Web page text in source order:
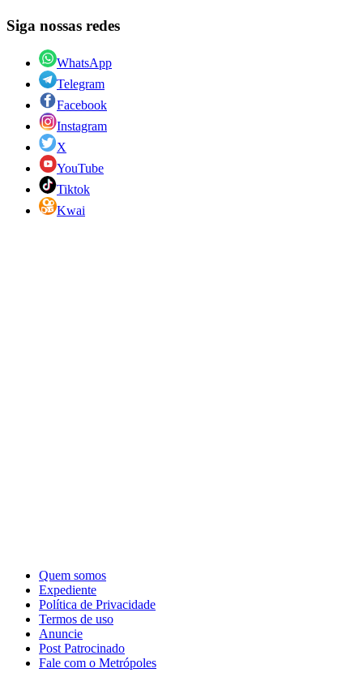
Siga nossas redes
WhatsApp
Telegram
Facebook
Instagram
X
YouTube
Tiktok
Kwai
Quem somos
Expediente
Política de Privacidade
Termos de uso
Anuncie
Post Patrocinado
Fale com o Metrópoles